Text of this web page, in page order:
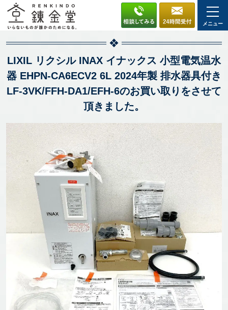
メニュー
LIXIL リクシル INAX イナックス 小型電気温水
器 EHPN-CA6ECV2 6L 2024年製 排水器具付き
LF-3VK/FFH-DA1/EFH-6のお買い取りをさせて
頂きました。